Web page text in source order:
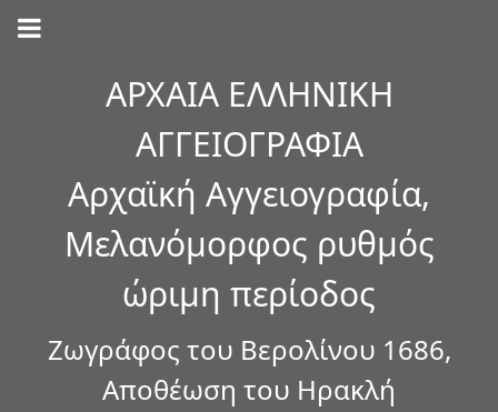
ΑΡΧΑΙΑ ΕΛΛΗΝΙΚΗ
ΑΓΓΕΙΟΓΡΑΦΙΑ
Αρχαϊκή Αγγειογραφία,
Μελανόμορφος ρυθμός
ώριμη περίοδος
Ζωγράφος του Βερολίνου 1686,
Αποθέωση του Ηρακλή